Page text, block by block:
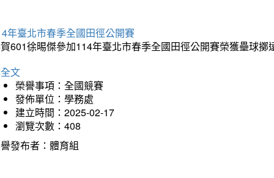
年臺北市春季全國田徑公開賽
601徐晹傑參加114年臺北市春季全國田徑公開賽榮獲壘球擲
文
榮譽事項：全國競賽
發佈單位：學務處
建立時間：2025-02-17
瀏覽次數：408
發布者：體育組